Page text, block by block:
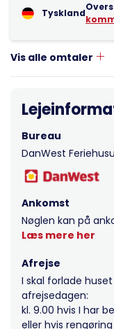
Tyskland
Vis alle omtaler
Bureau
DanWest
Ankomst
Nøglen kan på
Læs mere her
Afrejse
I skal forlade
afrejsedagen:
kl. 9.00 hvis I har
eller hvis